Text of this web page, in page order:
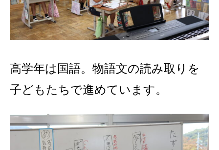
高学年は国語。物語文の読み取りを
子どもたちで進めています。